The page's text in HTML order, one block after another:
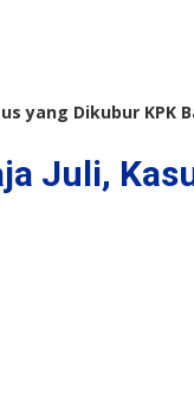
yang Dikubur KPK
Juli,